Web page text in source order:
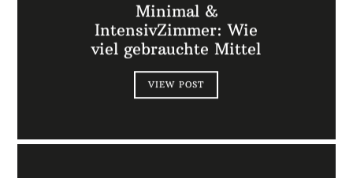
Minimal &
IntensivZimmer: Wie
viel gebrauchte Mittel
VIEW POST